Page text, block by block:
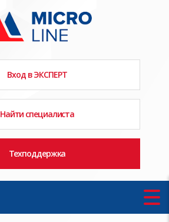
Вход в ЭКСПЕРТ
Найти специалиста
Техподдержка